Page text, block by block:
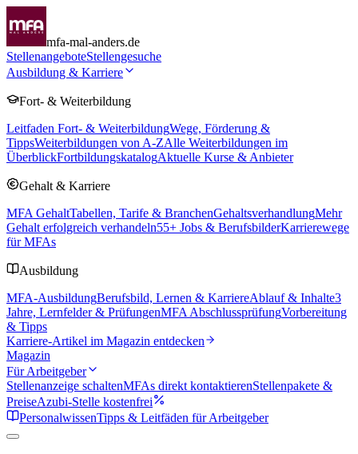
mfa-mal-anders.de
StellenangeboteStellengesuche
Ausbildung & Karriere
Fort- & Weiterbildung
Leitfaden Fort- & WeiterbildungWege, Förderung &
TippsWeiterbildungen von A-ZAlle Weiterbildungen im
ÜberblickFortbildungskatalogAktuelle Kurse & Anbieter
Gehalt & Karriere
MFA GehaltTabellen, Tarife & BranchenGehaltsverhandlungMehr
Gehalt erfolgreich verhandeln55+ Jobs & BerufsbilderKarrierewege
für MFAs
Ausbildung
MFA-AusbildungBerufsbild, Lernen & KarriereAblauf & Inhalte3
Jahre, Lernfelder & PrüfungenMFA AbschlussprüfungVorbereitung
& Tipps
Karriere-Artikel im Magazin entdecken
Magazin
Für Arbeitgeber
Stellenanzeige schaltenMFAs direkt kontaktierenStellenpakete &
PreiseAzubi-Stelle kostenfrei
PersonalwissenTipps & Leitfäden für Arbeitgeber